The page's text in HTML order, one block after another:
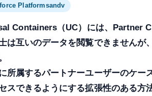
Platformsandv
Containers（UC）には、Partner
は互いのデータを閲覧できません
所属するパートナーユーザーのケ
スできるようにする拡張性のある方